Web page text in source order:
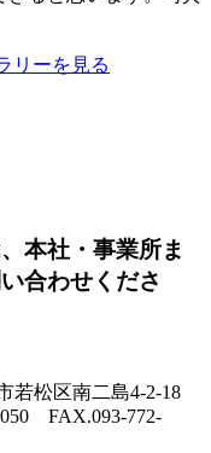
リーを見る
本社・事業所ま
合わせくださ
若松区南二島4-2-18
FAX.093-772-